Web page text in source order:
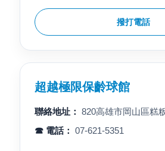
撥打電話
超越極限保齡球館
聯絡地址： 820高雄市岡山區糕
☎ 電話： 07-621-5351